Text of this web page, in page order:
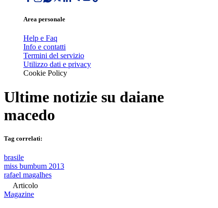
Area personale
Help e Faq
Info e contatti
Termini del servizio
Utilizzo dati e privacy
Cookie Policy
Ultime notizie su daiane
macedo
Tag correlati:
brasile
miss bumbum 2013
rafael magalhes
Articolo
Magazine